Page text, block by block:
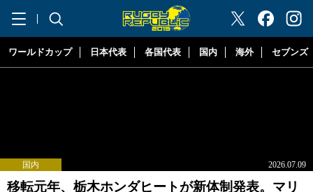
"ラグビーリパブリック"
ワールドカップ 日本代表 各国代表 国内 海外 セブンズ
国内 2026.07.09
移転元年、栃木ホンダヒートが新体制発表。マリ